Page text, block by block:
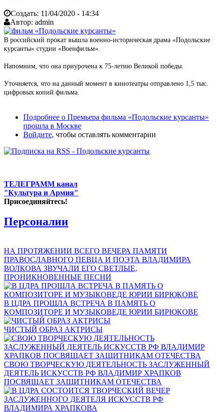
Создать: 11/04/2020 - 14:34
Автор: admin
В российский прокат вышла военно-историческая драма «Подольские
курсанты» студии «Военфильм».
Напомним, что она приурочена к 75-летию Великой победы.
Уточняется, что на данный момент в кинотеатры отправлено 1,5 тыс.
цифровых копий фильма.
Подробнее о Премьера фильма «Подольские курсанты»
прошла в Москве
Войдите, чтобы оставлять комментарии
ТЕЛЕГРАММ канал
"Культура и Армия"
Присоединяйтесь!
Персоналии
НА ПРОТЯЖЕНИИ ВСЕГО ВЕЧЕРА ПАМЯТИ
ПРАВОСЛАВНОГО ПЕВЦА И ПОЭТА ВЛАДИМИРА
ВОЛКОВА ЗВУЧАЛИ ЕГО СВЕТЛЫЕ,
ПРОНИКНОВЕННЫЕ ПЕСНИ
В ЦДРА ПРОШЛА ВСТРЕЧА В ПАМЯТЬ О
КОМПОЗИТОРЕ И МУЗЫКОВЕДЕ ЮРИИ БИРЮКОВЕ
ЧИСТЫЙ ОБРАЗ АКТРИСЫ
СВОЮ ТВОРЧЕСКУЮ ДЕЯТЕЛЬНОСТЬ ЗАСЛУЖЕННЫЙ
ДЕЯТЕЛЬ ИСКУССТВ РФ ВЛАДИМИР ХРАПКОВ
ПОСВЯЩАЕТ ЗАЩИТНИКАМ ОТЕЧЕСТВА